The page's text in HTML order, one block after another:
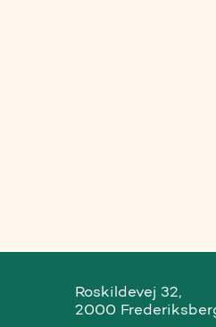
Roskildevej 32,
2000